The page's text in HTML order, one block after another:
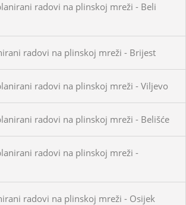
radovi na plinskoj mreži - Beli
radovi na plinskoj mreži - Brijest
radovi na plinskoj mreži - Viljevo
radovi na plinskoj mreži - Belišće
radovi na plinskoj mreži -
radovi na plinskoj mreži - Osijek